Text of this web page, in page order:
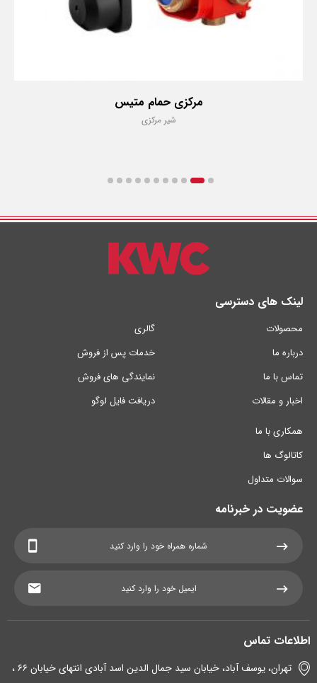
مرکزی حمام متیس
شیر مرکزی
لینک های دسترسی
محصولات
درباره ما
تماس با ما
اخبار و مقالات
گالری
خدمات پس از فروش
نمایندگی های فروش
دریافت فایل لوگو
همکاری با ما
کاتالوگ ها
سوالات متداول
عضویت در خبرنامه
اطلاعات تماس
تهران، یوسف آباد، خیابان سید جمال الدین اسد آبادی انتهای خیابان ۶۶ ،